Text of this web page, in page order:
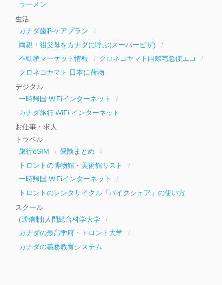
ラーメン
生活
カナダ歯科ケアプラン
両親・祖父母をカナダに呼ぶ(スーパービザ)
不動産マーケット情報
クロネコヤマト国際宅急便エコ
クロネコヤマト 日本に荷物
デジタル
一時帰国 WiFiインターネット
カナダ旅行 WiFi インターネット
お仕事・求人
トラベル
旅行eSIM
保険まとめ
トロントの博物館・美術館リスト
一時帰国 WiFiインターネット
トロントのレンタサイクル「バイクシェア」の使い方
スクール
(通信制)人間総合科学大学
カナダの最高学府・トロント大学
カナダの義務教育システム